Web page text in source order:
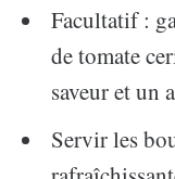
Facultatif :
de tomate
saveur et un
Servir les